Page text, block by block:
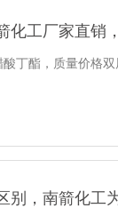
化工厂家直销
丁酯，质量价格
别，南箭化工